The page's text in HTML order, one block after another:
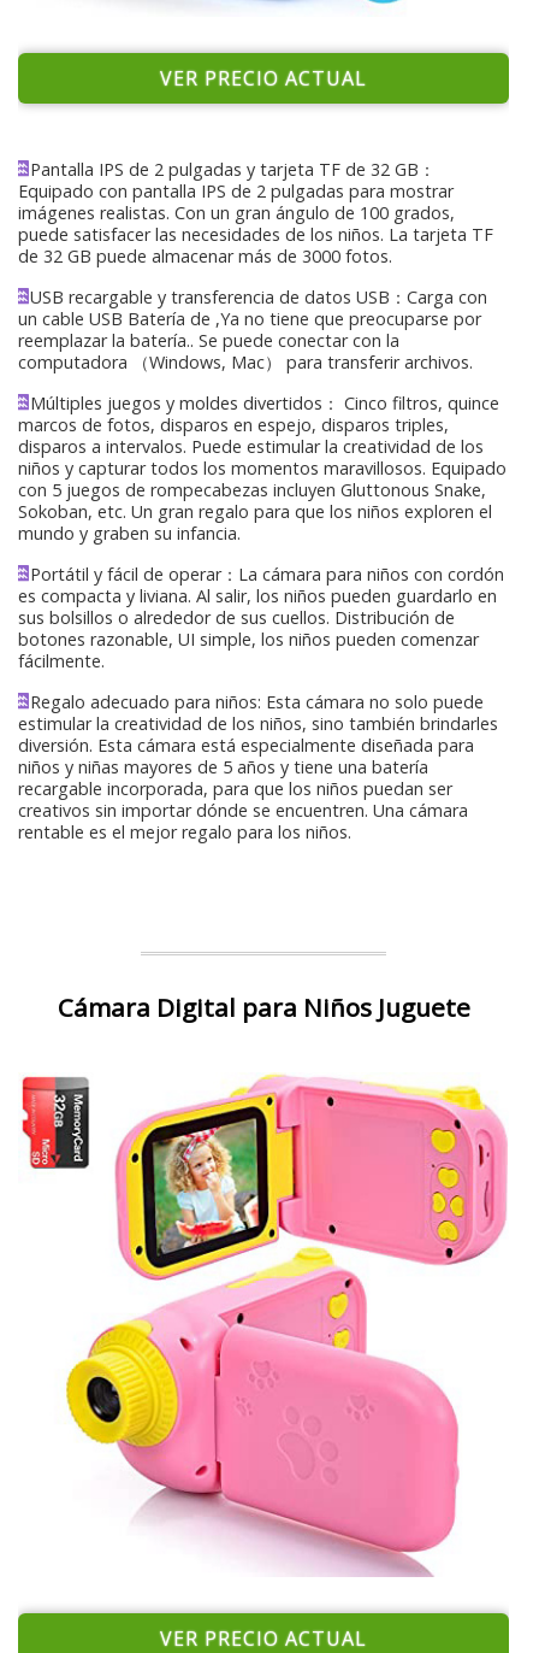
VER PRECIO ACTUAL
Pantalla IPS de 2 pulgadas y tarjeta TF de 32 GB：
Equipado con pantalla IPS de 2 pulgadas para mostrar
imágenes realistas. Con un gran ángulo de 100 grados,
puede satisfacer las necesidades de los niños. La tarjeta TF
de 32 GB puede almacenar más de 3000 fotos.
USB recargable y transferencia de datos USB：Carga con
un cable USB Batería de ,Ya no tiene que preocuparse por
reemplazar la batería.. Se puede conectar con la
computadora （Windows, Mac） para transferir archivos.
Múltiples juegos y moldes divertidos： Cinco filtros, quince
marcos de fotos, disparos en espejo, disparos triples,
disparos a intervalos. Puede estimular la creatividad de los
niños y capturar todos los momentos maravillosos. Equipado
con 5 juegos de rompecabezas incluyen Gluttonous Snake,
Sokoban, etc. Un gran regalo para que los niños exploren el
mundo y graben su infancia.
Portátil y fácil de operar：La cámara para niños con cordón
es compacta y liviana. Al salir, los niños pueden guardarlo en
sus bolsillos o alrededor de sus cuellos. Distribución de
botones razonable, UI simple, los niños pueden comenzar
fácilmente.
Regalo adecuado para niños: Esta cámara no solo puede
estimular la creatividad de los niños, sino también brindarles
diversión. Esta cámara está especialmente diseñada para
niños y niñas mayores de 5 años y tiene una batería
recargable incorporada, para que los niños puedan ser
creativos sin importar dónde se encuentren. Una cámara
rentable es el mejor regalo para los niños.
Cámara Digital para Niños Juguete
VER PRECIO ACTUAL